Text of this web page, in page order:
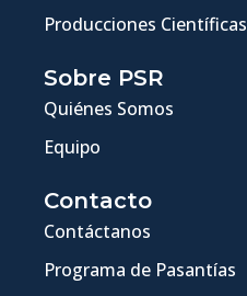
Producciones Científicas
Sobre PSR
Quiénes Somos
Equipo
Contacto
Contáctanos
Programa de Pasantías